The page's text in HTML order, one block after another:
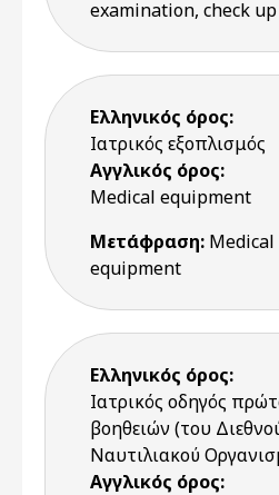
examination, check up
Ελληνικός όρος:
Ιατρικός εξοπλισμός
Αγγλικός όρος:
Medical equipment
Μετάφραση: Medical
equipment
Ελληνικός όρος:
Ιατρικός οδηγός
βοηθειών (του
Ναυτιλιακού
Αγγλικός όρος: